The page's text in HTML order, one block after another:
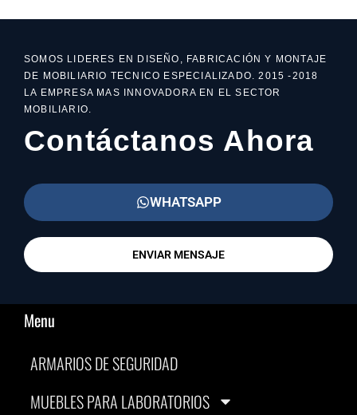
SOMOS LIDERES EN DISEÑO, FABRICACIÓN Y MONTAJE
DE MOBILIARIO TECNICO ESPECIALIZADO. 2015 -2018
LA EMPRESA MAS INNOVADORA EN EL SECTOR
MOBILIARIO.
Contáctanos Ahora
WHATSAPP
ENVIAR MENSAJE
Menu
ARMARIOS DE SEGURIDAD
MUEBLES PARA LABORATORIOS